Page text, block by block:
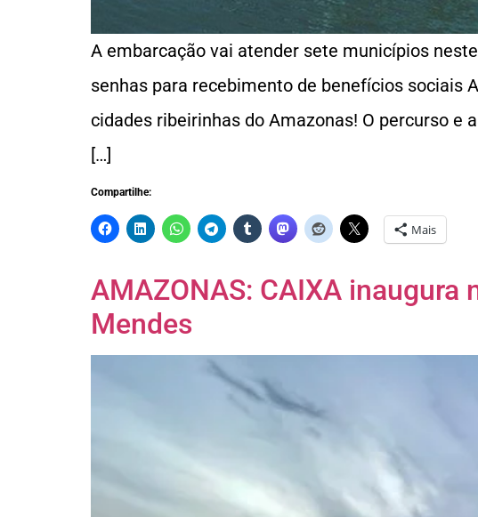
A embarcação vai atender sete municípios
senhas para recebimento de benefícios sociais
cidades ribeirinhas do Amazonas! O percurso
[…]
Compartilhe:
Mais
AMAZONAS: CAIXA
Mendes